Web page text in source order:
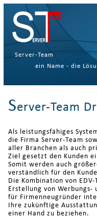
Server-Team
ein Name - die
Server-Team
Als leistungsfähiges
die Firma Server-Team
aller Branchen als auch
Ziel gesetzt den Kunden
Somit werden auch
verständlich für den
Die Kombination von
Erstellung von
für Firmenneugründer
Ihre zukünftige
einer Hand zu beziehen.